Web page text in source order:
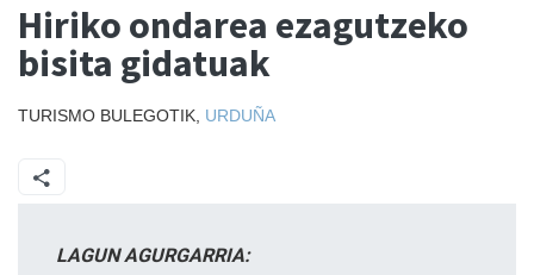
Hiriko ondarea ezagutzeko
bisita gidatuak
TURISMO BULEGOTIK, URDUÑA
LAGUN AGURGARRIA: